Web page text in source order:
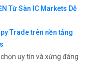
Từ Sàn IC Markets Dễ
Trade trên nền tảng
uy tín và xứng đáng